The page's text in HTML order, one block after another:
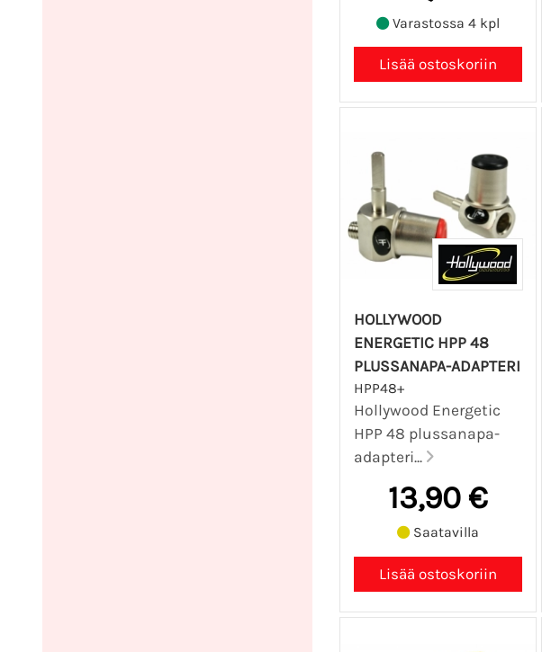
Varastossa 4 kpl
HOLLYWOOD
ENERGETIC HPP 48
PLUSSANAPA-ADAPTERI
HPP48+
Hollywood Energetic
HPP 48 plussanapa-
adapteri...
13,90 €
Saatavilla